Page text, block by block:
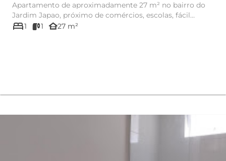
Apartamento de aproximadamente 27 m² no bairro do
Jardim Japao, próximo de comércios, escolas, fácil
acesso a linha de ô...
bed1 1 other_houses27 m²